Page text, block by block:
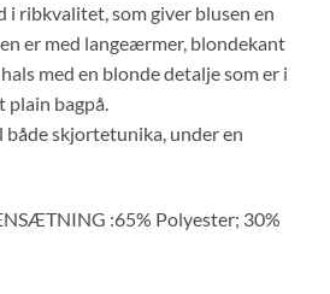
i ribkvalitet, som giver blusen en
er med langeærmer, blondekant
med en blonde detalje som er i
plain bagpå.
både skjortetunika, under en
:65% Polyester; 30%